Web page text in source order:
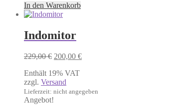
In den Warenkorb
Indomitor
229,00€ Ursprünglicher
war:
229,00 €
200,00 €Aktueller
Enthält 19% VAT
zzgl. Versand
Lieferzeit: nicht angegeben
Angebot!